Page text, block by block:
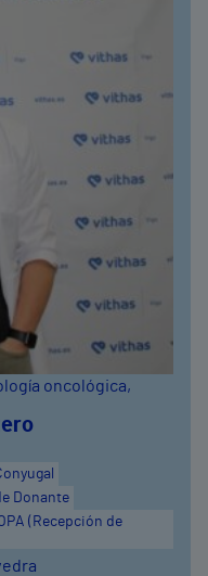
oncológica,
Donante
(Recepción de